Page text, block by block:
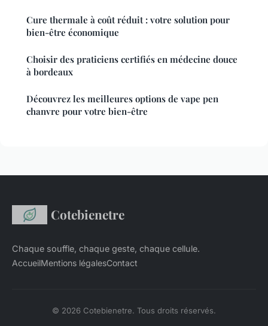
Cure thermale à coût réduit : votre solution pour
bien-être économique
Choisir des praticiens certifiés en médecine douce
à bordeaux
Découvrez les meilleures options de vape pen
chanvre pour votre bien-être
Cotebienetre
Chaque souffle, chaque geste, chaque cellule.
AccueilMentions légalesContact
© 2026 Cotebienetre. Tous droits réservés.